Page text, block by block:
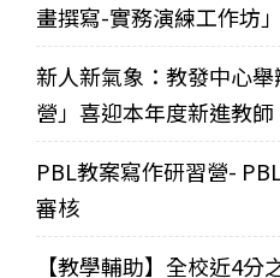
畫撰寫-實務演練工作坊」
新人新氣象：教發中心
營」喜迎本年度新進教師
PBL教案寫作研習營-
審核
【教學輔助】全校近4